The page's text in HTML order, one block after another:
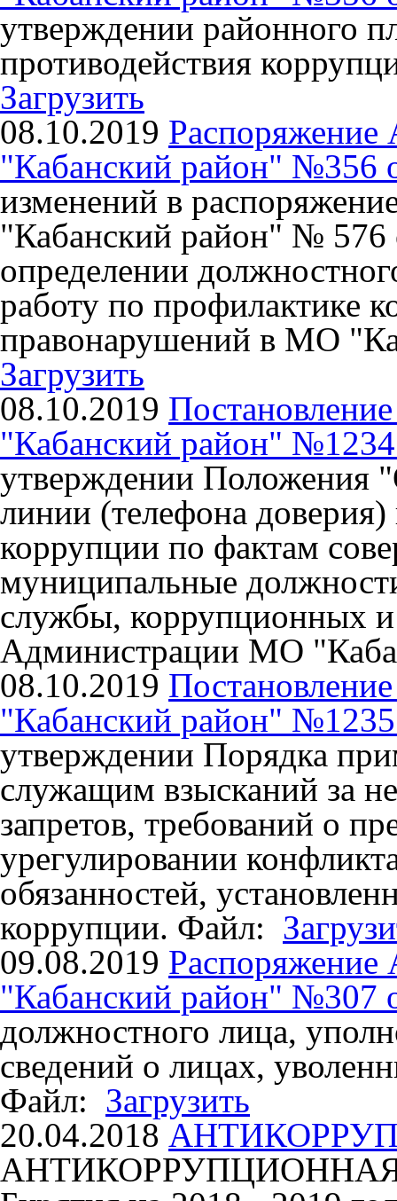
утверждении районного
противодействия
Загрузить
08.10.2019
"Кабанский район" №356
изменений в
"Кабанский район" № 576
определении
работу по профилактике
правонарушений в МО
Загрузить
08.10.2019
"Кабанский район" №1234
утверждении Положения
линии (телефона
коррупции по фактам
муниципальные
службы, коррупционных
Администрации МО
08.10.2019
"Кабанский район" №1235
утверждении Порядка
служащим взысканий за
запретов, требований о
урегулировании
обязанностей,
коррупции. Файл:
09.08.2019
"Кабанский район" №307
должностного лица,
сведений о лицах,
Файл: Загрузить
20.04.2018
АНТИКОРРУПЦИОННАЯ